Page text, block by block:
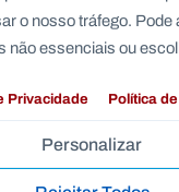
o nosso tráfego. Pode
não essenciais ou
Privacidade Política
Personalizar